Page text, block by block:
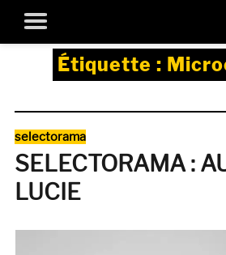
Étiquette :
Catégories
selectorama
SELECTORAMA :
LUCIE